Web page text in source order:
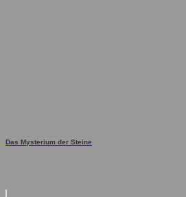
Das Mysterium der Steine